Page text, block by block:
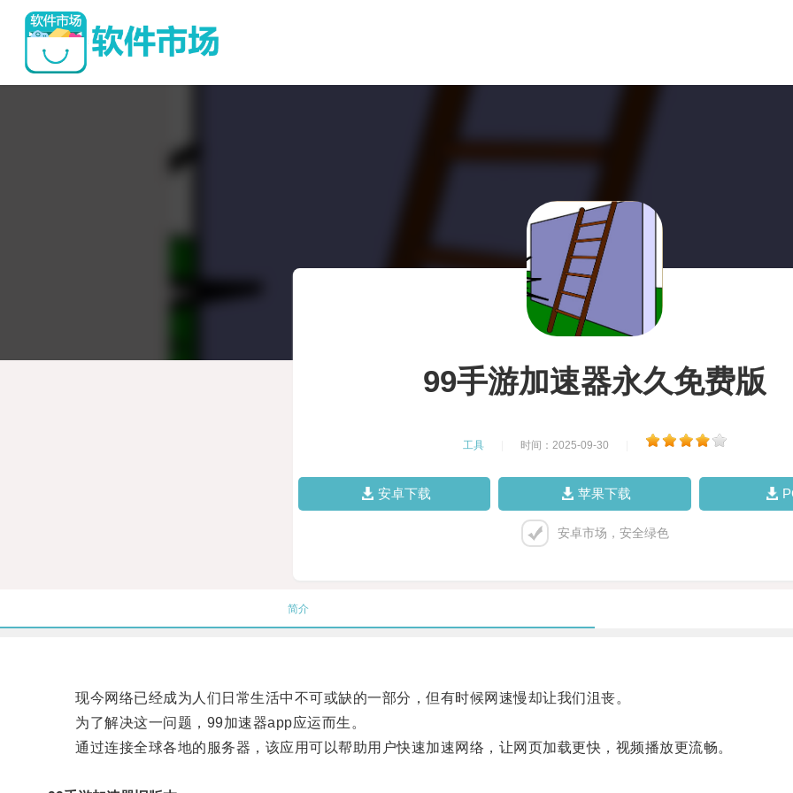
99手游加速器永久免费版
工具 时间：2025-09-30
安卓下载 苹果下载
安卓市场，安全绿色
简介
现今网络已经成为人们日常生活中不可或缺的一部分，但有时候网速慢却让我们沮丧。
为了解决这一问题，99加速器app应运而生。
通过连接全球各地的服务器，该应用可以帮助用户快速加速网络，让网页加载更快，视频播放更流畅。